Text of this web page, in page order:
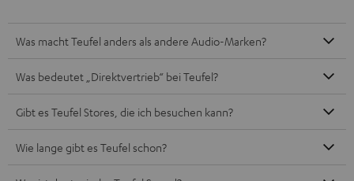
Was macht Teufel anders als andere Audio-Marken?
Was bedeutet „Direktvertrieb“ bei Teufel?
Gibt es Teufel Stores, die ich besuchen kann?
Wie lange gibt es Teufel schon?